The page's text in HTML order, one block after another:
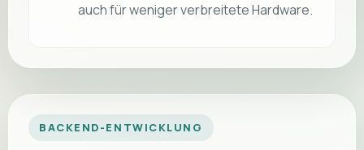
BACKEND-ENTWICKLUNG
auch für weniger verbreitete Hardware.